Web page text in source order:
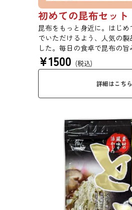
昆布をもっと身近に。はじ
でいただけるよう、人気の
した。毎日の食卓で昆布の
る、バラエティ豊かなセット
もちろん、ちょっとしたご
うぞ。 ※本商品はギフト仕様
く、簡易ダンボール梱包での
す。贈答用をご希望の方は
ド：X4VJE7KBJ8CP】
¥1500 (税込)
詳細はこちら